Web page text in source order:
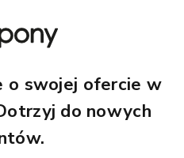
o swojej ofercie w
do nowych